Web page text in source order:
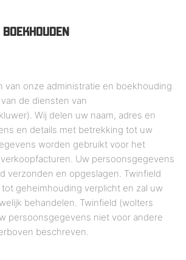
van onze administratie en boekhouding
de diensten van
Wij delen uw naam, adres en
en details met betrekking tot uw
worden gebruikt voor het
Uw persoonsgegevens
verzonden en opgeslagen. Twinfield
geheimhouding verplicht en zal uw
behandelen. Twinfield (wolters
persoonsgegevens niet voor andere
beschreven.